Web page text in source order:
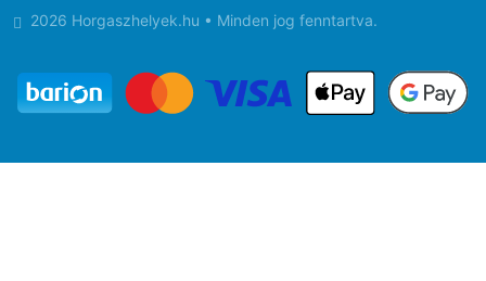
2026 Horgaszhelyek.hu • Minden jog fenntartva.